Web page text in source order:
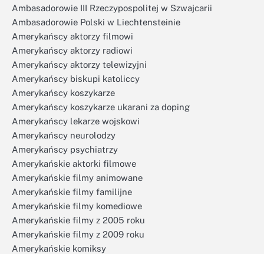
Ambasadorowie III Rzeczypospolitej w Szwajcarii
Ambasadorowie Polski w Liechtensteinie
Amerykańscy aktorzy filmowi
Amerykańscy aktorzy radiowi
Amerykańscy aktorzy telewizyjni
Amerykańscy biskupi katoliccy
Amerykańscy koszykarze
Amerykańscy koszykarze ukarani za doping
Amerykańscy lekarze wojskowi
Amerykańscy neurolodzy
Amerykańscy psychiatrzy
Amerykańskie aktorki filmowe
Amerykańskie filmy animowane
Amerykańskie filmy familijne
Amerykańskie filmy komediowe
Amerykańskie filmy z 2005 roku
Amerykańskie filmy z 2009 roku
Amerykańskie komiksy